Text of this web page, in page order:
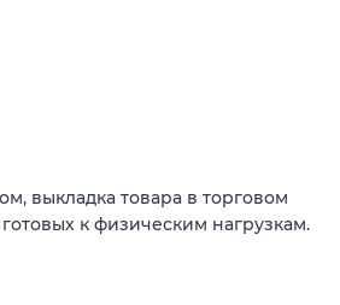
выкладка товара в торговом
к физическим нагрузкам.